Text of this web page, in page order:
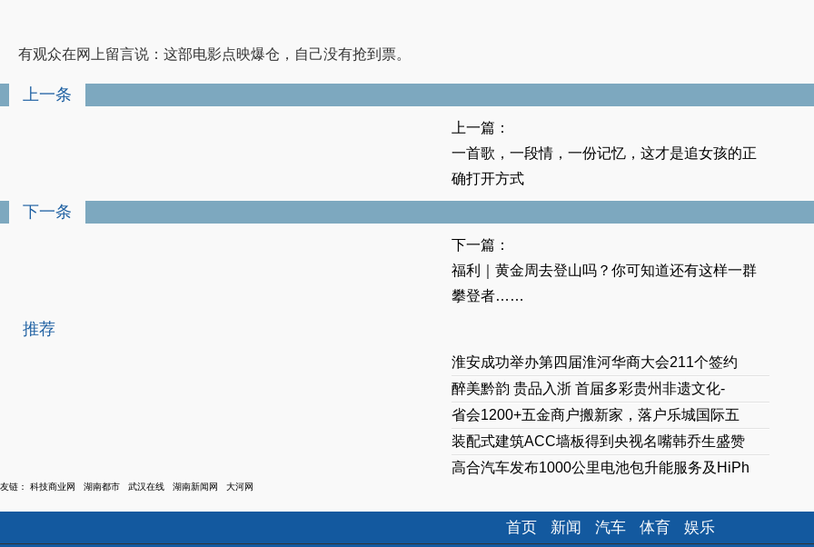
有观众在网上留言说：这部电影点映爆仓，自己没有抢到票。
上一条
上一篇：
一首歌，一段情，一份记忆，这才是追女孩的正
确打开方式
下一条
下一篇：
福利｜黄金周去登山吗？你可知道还有这样一群
攀登者……
推荐
淮安成功举办第四届淮河华商大会211个签约
醉美黔韵 贵品入浙 首届多彩贵州非遗文化-
省会1200+五金商户搬新家，落户乐城国际五
装配式建筑ACC墙板得到央视名嘴韩乔生盛赞
高合汽车发布1000公里电池包升能服务及HiPh
友链： 科技商业网 湖南都市 武汉在线 湖南新闻网 大河网
首页 新闻 汽车 体育 娱乐